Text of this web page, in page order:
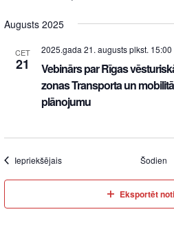
Augusts 2025
CET
21
2025.gada 21. augusts plkst. 15:00
Vebinārs par Rīgas
zonas Transporta un
plānojumu
Iepriekšējais Šodien
Eksportēt